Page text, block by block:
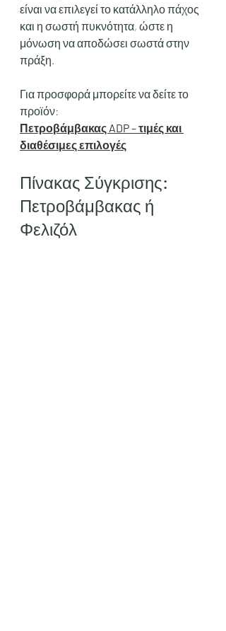
είναι να επιλεγεί το κατάλληλο πάχος
και η σωστή πυκνότητα, ώστε η
μόνωση να αποδώσει σωστά στην
πράξη.
Για προσφορά μπορείτε να δείτε το
προϊόν:
Πετροβάμβακας ADP – τιμές και
διαθέσιμες επιλογές
Πίνακας Σύγκρισης:
Πετροβάμβακας ή
Φελιζόλ